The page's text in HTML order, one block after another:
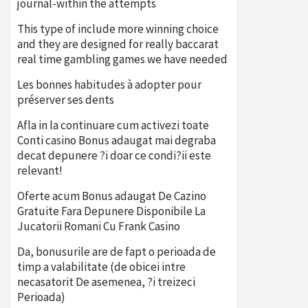
journal-within the attempts
This type of include more winning choice
and they are designed for really baccarat
real time gambling games we have needed
Les bonnes habitudes à adopter pour
préserver ses dents
Afla in la continuare cum activezi toate
Conti casino Bonus adaugat mai degraba
decat depunere ?i doar ce condi?ii este
relevant!
Oferte acum Bonus adaugat De Cazino
Gratuite Fara Depunere Disponibile La
Jucatorii Romani Cu Frank Casino
Da, bonusurile are de fapt o perioada de
timp a valabilitate (de obicei intre
necasatorit De asemenea, ?i treizeci
Perioada)